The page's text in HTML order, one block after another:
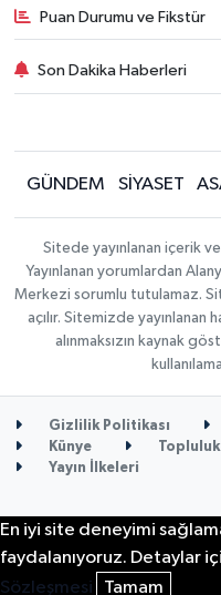
Puan Durumu ve Fikstür
Son Dakika Haberleri
GÜNDEM SİYASET
Sitede yayınlanan içerik
Yayınlanan yorumlardan
Merkezi sorumlu tutulamaz.
açılır. Sitemizde
alınmaksızın kaynak
Gizlilik Politikası
Künye
Topluluk
Yayın İlkeleri
En iyi site deneyimi
faydalanıyoruz. Detaylar
Sözleşmesi
Tamam